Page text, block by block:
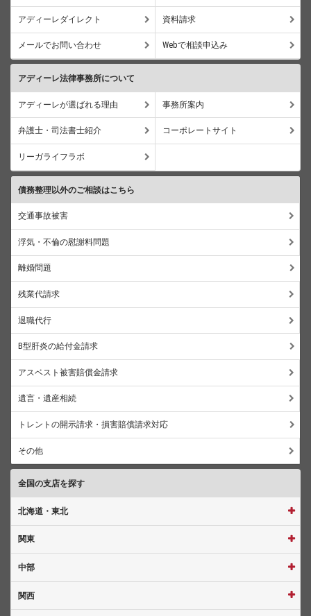
アディーレダイレクト 資料請求
メールでお問い合わせ Webで相談申込み
アディーレ法律事務所について
アディーレが選ばれる理由 事務所案内
弁護士・司法書士紹介 コーポレートサイト
リーガライフラボ
債務整理以外のご相談はこちら
交通事故被害
浮気・不倫の慰謝料問題
離婚問題
残業代請求
退職代行
B型肝炎の給付金請求
アスベスト被害賠償金請求
遺言・遺産相続
トレントの開示請求・損害賠償請求対応
その他
全国の支店を探す
北海道・東北
関東
中部
関西